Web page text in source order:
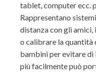
tablet, computer ecc.
Rappresentano
distanza con gli amici,
o calibrare la quantità
bambini per evitare di
più facilmente può